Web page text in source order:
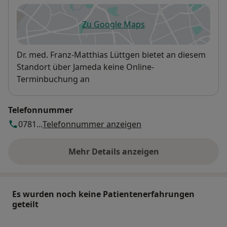
Zu Google Mapsöffnet in einer neuen
Verfügbarkeit
Dr. med. Franz-Matthias Lüttgen bietet an diesem
Standort über Jameda keine Online-
Terminbuchung an
Telefonnummer
0781...Telefonnummer anzeigen
Mehr Details anzeigen
über die Adresse
Es wurden noch keine Patientenerfahrungen
geteilt